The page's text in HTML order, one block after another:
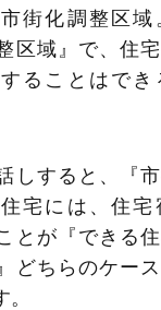
街化調整区域
区域』で、住
ることはでき
しすると、『
宅には、住宅
とが『できる
どちらのケー